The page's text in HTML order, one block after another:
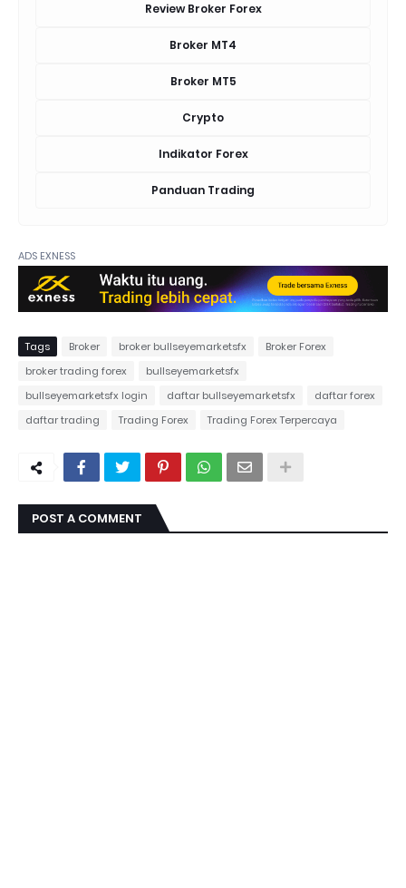
Review Broker Forex
Broker MT4
Broker MT5
Crypto
Indikator Forex
Panduan Trading
ADS EXNESS
Tags Broker broker bullseyemarketsfx
Broker Forex
broker trading forex
bullseyemarketsfx
bullseyemarketsfx login
daftar bullseyemarketsfx
daftar forex
daftar trading
Trading Forex Trading Forex Terpercaya
POST A COMMENT